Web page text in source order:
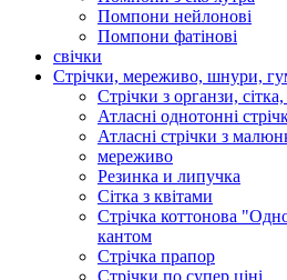
Помпони нейлонові
Помпони фатінові
свічки
Стрічки, мереживо, шнури,
Стрічки з органзи, сітка,
Атласні однотонні
Атласні стрічки з
мереживо
Резинка и липучка
Сітка з квітами
Стрічка коттонова
кантом
Стрічка прапор
Стрічки по супер ціні